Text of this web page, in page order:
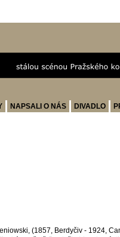
NAPSALI O NÁS DIVADLO
(1857, Berdyčiv - 1924,